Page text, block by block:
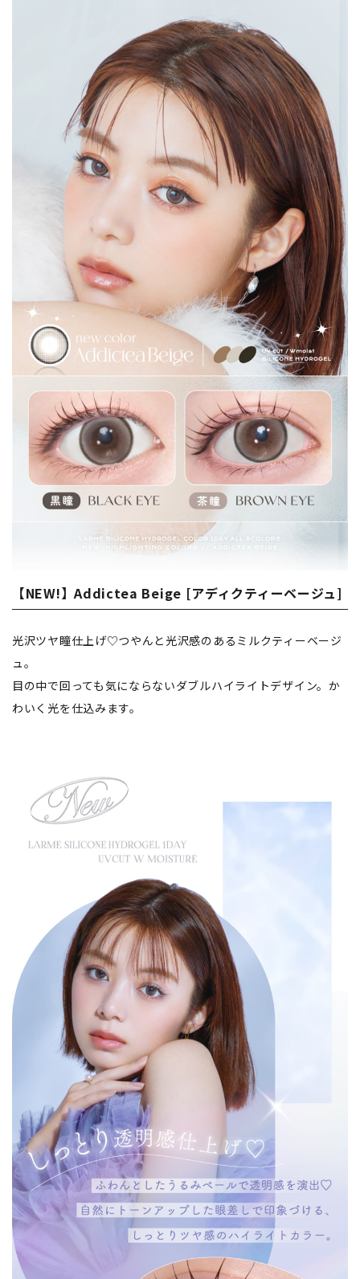
【NEW!】Addictea Beige [アディクティーベージュ]
光沢ツヤ瞳仕上げ♡つやんと光沢感のあるミルクティーベージ
ュ。
目の中で回っても気にならないダブルハイライトデザイン。か
わいく光を仕込みます。